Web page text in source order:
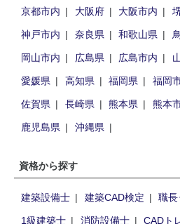
京都市内
大阪府 大阪市内
神戸市内
奈良県 和歌山県
岡山市内
広島県 広島市内
愛媛県
高知県 福岡県 福岡
佐賀県
長崎県 熊本県 熊本
鹿児島県
沖縄県
資格から探す
建築設備士 建築CAD検定
職
1級建築士
消防設備士
CADト